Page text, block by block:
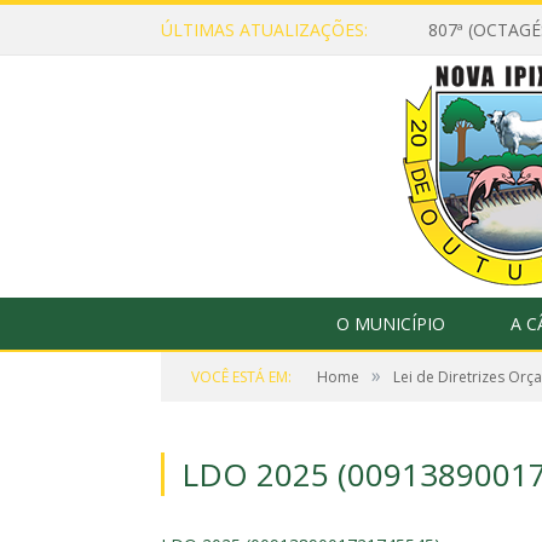
ÚLTIMAS ATUALIZAÇÕES: 807ª
O MUNICÍPIO A
VOCÊ ESTÁ EM: Home » Lei de Diretrizes
LDO 2025